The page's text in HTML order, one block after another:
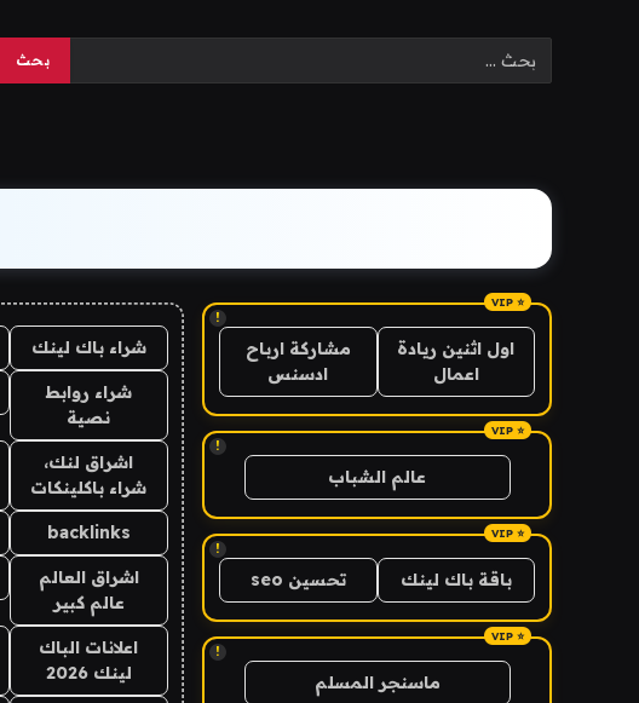
!
اول اثنين ريادة
اعمال
مشاركة ارباح
ادسنس
!
عالم الشباب
!
باقة باك لينك تحسين seo
!
ماسنجر المسلم
شراء باك لينك
شراء روابط
نصية
اشراق لنك،
شراء باكلينكات
backlinks
اشراق العالم
عالم كبير
اعلانات الباك
لينك 2026